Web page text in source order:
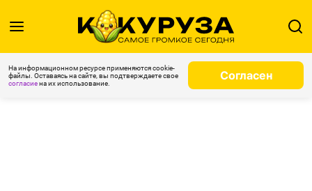
На информационном ресурсе применяются cookie-
файлы. Оставаясь на сайте, вы подтверждаете свое
согласиена их использование.
Согласен